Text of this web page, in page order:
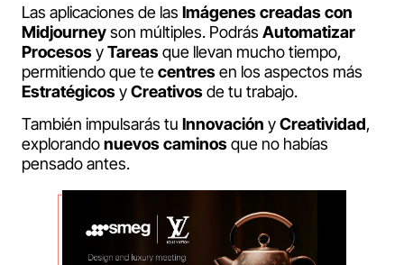
Las aplicaciones de las Imágenes creadas con
Midjourneyson múltiples. Podrás Automatizar
ProcesosyTareasque llevan mucho tiempo,
permitiendo que tecentresen los aspectos más
EstratégicosyCreativosde tu trabajo.
También impulsarás tu Innovación yCreatividad,
explorandonuevos caminosque no habías
pensado antes.